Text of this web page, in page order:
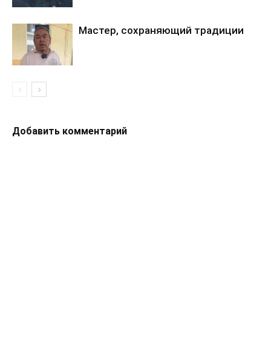
Мастер, сохраняющий традиции
Добавить комментарий